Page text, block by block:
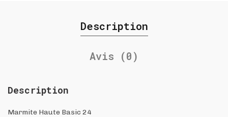
Description
Avis (0)
Description
Marmite Haute Basic 24